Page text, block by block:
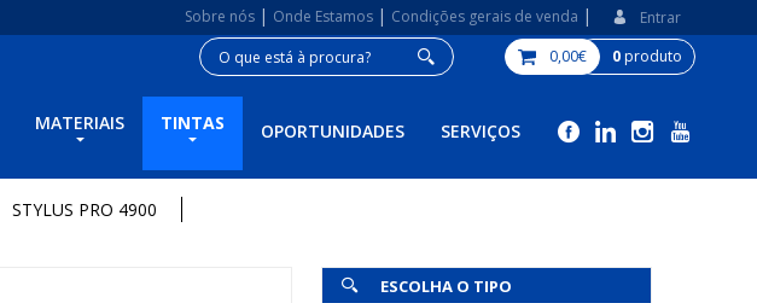
Sobre nós | Onde Estamos | Condições gerais de venda |
Entrar
0,00€
0 produto
MATERIAIS TINTAS OPORTUNIDADES SERVIÇOS
STYLUS PRO 4900
ESCOLHA O TIPO